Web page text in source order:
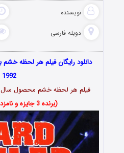
نویسنده
دوبله فارسی
1992
فیلم هر لحظه خشم محصول سال ۱۹۹۲
(برنده 3 جایزه و نامزد 4 جایزه دیگر)